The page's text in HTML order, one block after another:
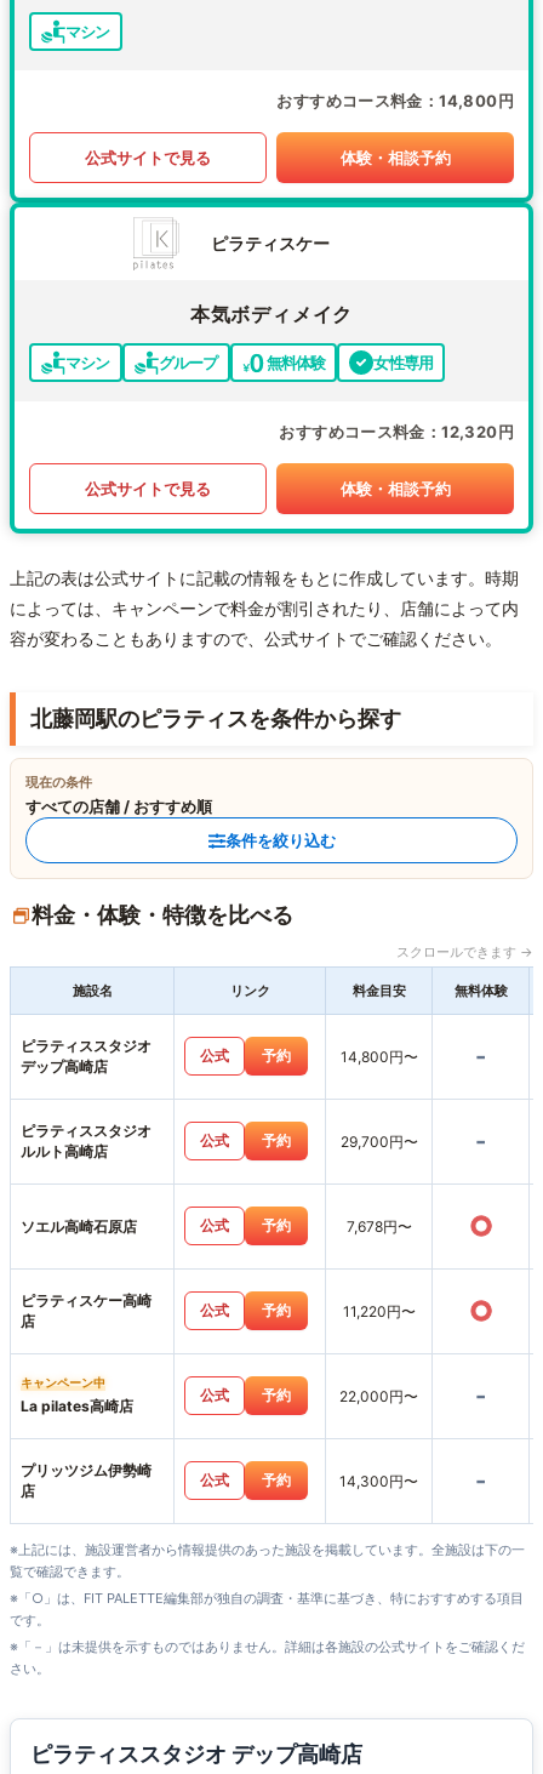
マシン
おすすめコース料金 14,800円
公式サイトで見る 体験・相談予約
ピラティスケー
本気ボディメイク
マシン グループ 無料体験 女性専用
おすすめコース料金 12,320円
公式サイトで見る 体験・相談予約
上記の表は公式サイトに記載の情報をもとに作成しています。時期
によっては、キャンペーンで料金が割引されたり、店舗によって内
容が変わることもありますので、公式サイトでご確認ください。
北藤岡駅のピラティスを条件から探す
現在の条件
すべての店舗 / おすすめ順
条件を絞り込む
料金・体験・特徴を比べる
スクロールできます →
施設名 リンク 料金目安 無料体験
ピラティススタジオ
デップ高崎店
公式 予約 14,800円〜 -
ピラティススタジオ
ルルト高崎店
公式 予約 29,700円〜 -
ソエル高崎石原店 公式 予約 7,678円〜 ○
ピラティスケー高崎
店
公式 予約 11,220円〜 ○
キャンペーン中
La pilates高崎店
公式 予約 22,000円〜 -
プリッツジム伊勢崎
店
公式 予約 14,300円〜 -
※上記には、施設運営者から情報提供のあった施設を掲載しています。全施設は下の一
覧で確認できます。
※「○」は、FIT PALETTE編集部が独自の調査・基準に基づき、特におすすめする項目
です。
※「－」は未提供を示すものではありません。詳細は各施設の公式サイトをご確認くだ
さい。
ピラティススタジオ デップ高崎店